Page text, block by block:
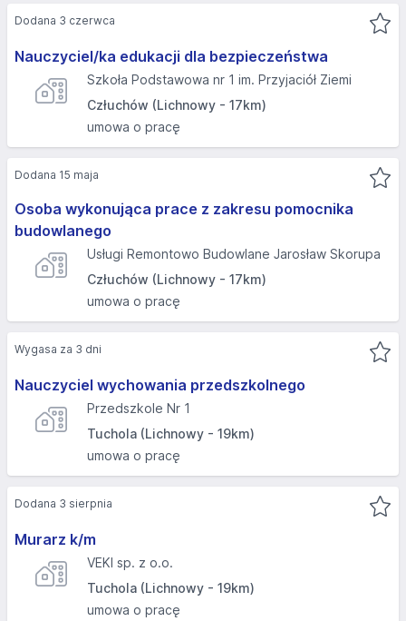
Nauczyciel/ka edukacji dla bezpieczeństwa
Szkoła Podstawowa nr 1 im. Przyjaciół Ziemi
Człuchów (Lichnowy - 17km)
umowa o pracę
Dodana 3 czerwca
Osoba wykonująca prace z zakresu pomocnika
budowlanego
Usługi Remontowo Budowlane Jarosław Skorupa
Człuchów (Lichnowy - 17km)
umowa o pracę
Dodana 15 maja
Nauczyciel wychowania przedszkolnego
Przedszkole Nr 1
Tuchola (Lichnowy - 19km)
umowa o pracę
Wygasa za 3 dni
Murarz k/m
VEKI sp. z o.o.
Tuchola (Lichnowy - 19km)
umowa o pracę
Dodana 3 sierpnia